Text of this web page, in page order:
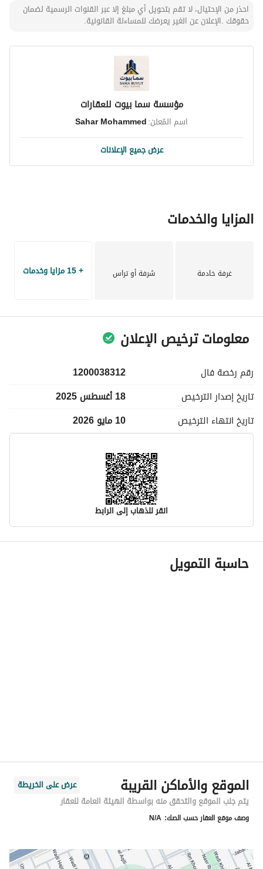
- مصعد
- أبواب WPC بضمان 10 سنوات
- أسلاك وأفياش الفنار بضمان 5 سنوات
- ضمان العزل لمدة 10 سنوات
- ضمان الأنابيب الخضراء لمدة 15 سنة
- دهانات الجزيرة أو جوتن
احذر من الإحتيال، لا تقم بتحويل أي مبلغ إلا عبر القنوات الرسمية لضمان
حقوقك .الإعلان عن الغير يعرضك للمساءلة القانونية.
مؤسسة سما بيوت للعقارات
اسم المُعلن:Sahar Mohammed
عرض جميع الإعلانات
المزايا والخدمات
غرفة خادمة شرفة أو تراس + 15 مزايا وخدمات
معلومات ترخيص الإعلان
رقم رخصة فال
1200038312
تاريخ إصدار الترخيص
18 أغسطس 2025
تاريخ انتهاء الترخيص 10 مايو 2026
انقر للذهاب إلى الرابط
معلومات مسؤول الإعلان
اسم المسؤول
رقم المبنى
7409
الرقم الاضافي
خط العرض
24.796525479252807
حاسبة التمويل
الموقع والأماكن القريبة
عرض على الخريطة
يتم جلب الموقع والتحقق منه بواسطة الهيئة العامة للعقار
وصف موقع العقار حسب الصك: N/A